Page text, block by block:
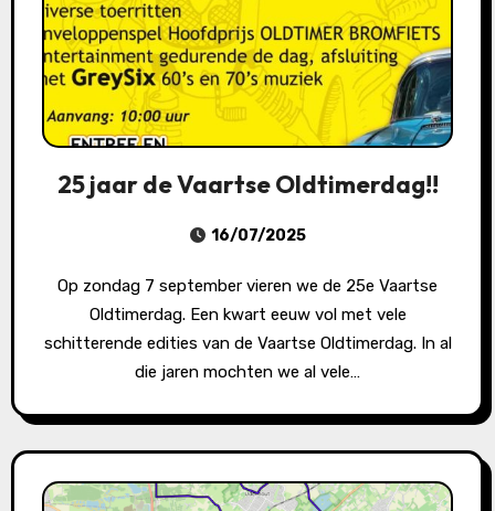
25 jaar de Vaartse Oldtimerdag!!
16/07/2025
Op zondag 7 september vieren we de 25e Vaartse
Oldtimerdag. Een kwart eeuw vol met vele
schitterende edities van de Vaartse Oldtimerdag. In al
die jaren mochten we al vele…